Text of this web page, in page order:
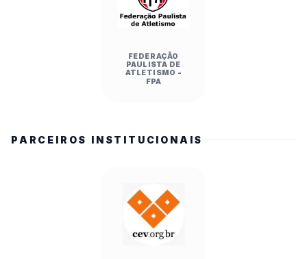
FEDERAÇÃO
PAULISTA DE
ATLETISMO -
FPA
PARCEIROS INSTITUCIONAIS